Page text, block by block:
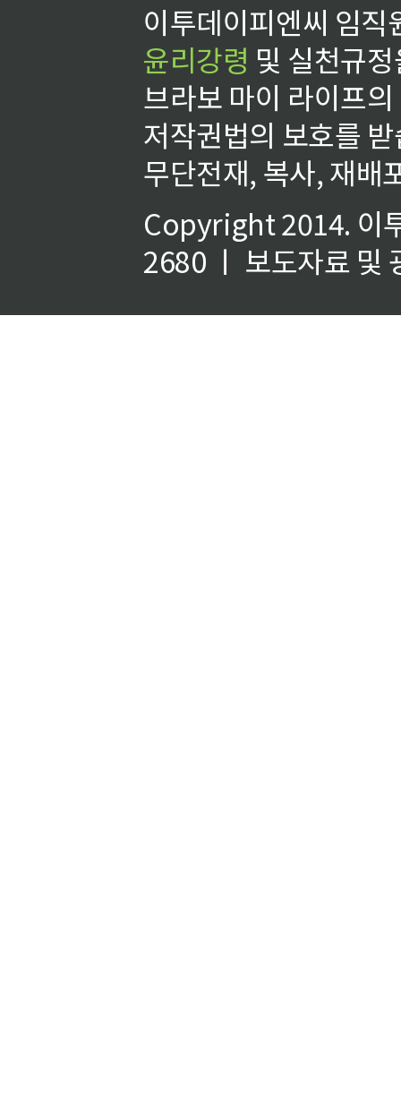
이투데이피엔씨 임
윤리강령 및 실천규
브라보 마이 라이프
저작권법의 보호를
무단전재, 복사, 재배
Copyright 2014. 이
2680 ㅣ 보도자료